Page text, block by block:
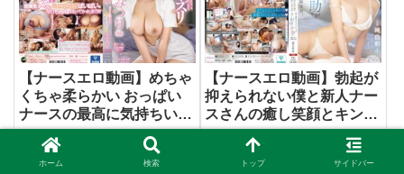
の手この手で優しく導く白
衣の天使たち5名収録
【ナースエロ動画】めちゃ
くちゃ柔らかい おっぱい
ナースの最高に気持ちいい
むにゅむにゅパイズリ 長
浜みつり
【ナースエロ動画】勃起が
抑えられない僕と新人ナー
スさんの癒し笑顔とキンタ
マからっぽヌキまくり射精
介助がとまらない入院生
活。 純白彩永
IENFA
ホーム
検索 トップ サイドバー